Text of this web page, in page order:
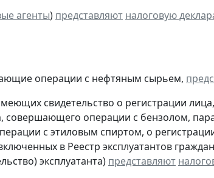
агенты) представляют налоговую
операции с нефтяным сырьем,
свидетельство о регистрации
совершающего операции с бензолом,
с этиловым спиртом, о
в Реестр эксплуатантов
эксплуатанта) представляют